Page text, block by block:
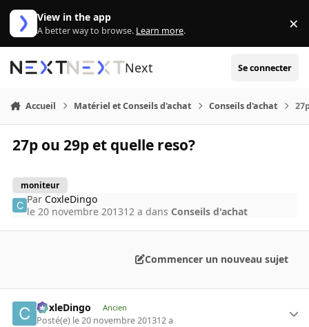
Aller au contenu
View in the app
A better way to browse. Learn more. ×
Next Se connecter
Accueil Matériel et Conseils d'achat Conseils d'achat
27p ou 29p et quelle reso?
moniteur
ParCoxleDingo
le 20 novembre 201312 a dans Conseils d'achat
Commencer un nouveau sujet
CoxleDingo Ancien
Posté(e) le 20 novembre 201312 a